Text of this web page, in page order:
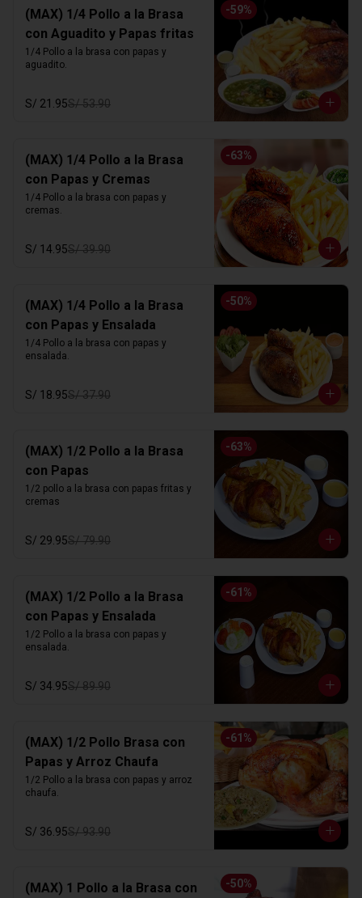
-59%
(MAX) 1/4 Pollo a la Brasa
con Aguadito y Papas fritas
1/4 Pollo a la brasa con papas y
aguadito.
S/ 21.95S/ 53.90
-63%
(MAX) 1/4 Pollo a la Brasa
con Papas y Cremas
1/4 Pollo a la brasa con papas y
cremas.
S/ 14.95S/ 39.90
-50%
(MAX) 1/4 Pollo a la Brasa
con Papas y Ensalada
1/4 Pollo a la brasa con papas y
ensalada.
S/ 18.95S/ 37.90
-63%
(MAX) 1/2 Pollo a la Brasa
con Papas
1/2 pollo a la brasa con papas fritas y
cremas
S/ 29.95S/ 79.90
-61 %
(MAX) 1/2 Pollo a la Brasa
con Papas y Ensalada
1/2 Pollo a la brasa con papas y
ensalada.
S/ 34.95S/ 89.90
-61 %
(MAX) 1/2 Pollo Brasa con
Papas y Arroz Chaufa
1/2 Pollo a la brasa con papas y arroz
chaufa.
S/ 36.95S/ 93.90
-50%
(MAX) 1 Pollo a la Brasa con